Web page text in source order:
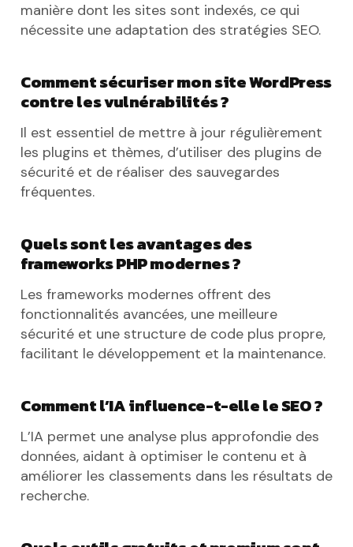
manière dont les sites sont indexés, ce qui
nécessite une adaptation des stratégies SEO.
Comment sécuriser mon site WordPress
contre les vulnérabilités ?
Il est essentiel de mettre à jour régulièrement
les plugins et thèmes, d’utiliser des plugins de
sécurité et de réaliser des sauvegardes
fréquentes.
Quels sont les avantages des
frameworks PHP modernes ?
Les frameworks modernes offrent des
fonctionnalités avancées, une meilleure
sécurité et une structure de code plus propre,
facilitant le développement et la maintenance.
Comment l’IA influence-t-elle le SEO ?
L’IA permet une analyse plus approfondie des
données, aidant à optimiser le contenu et à
améliorer les classements dans les résultats de
recherche.